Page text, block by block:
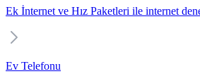
Ek İnternet ve Hız Paketleri ile internet
Ev Telefonu